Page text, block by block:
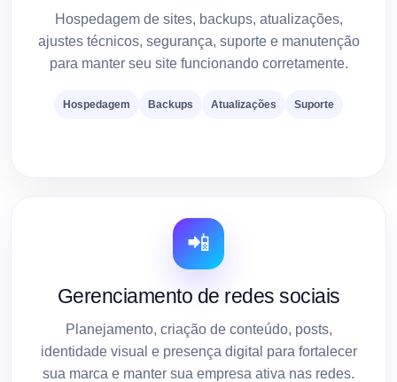
Hospedagem de sites, backups, atualizações,
ajustes técnicos, segurança, suporte e manutenção
para manter seu site funcionando corretamente.
Hospedagem Backups Atualizações Suporte
📲
Gerenciamento de redes sociais
Planejamento, criação de conteúdo, posts,
identidade visual e presença digital para fortalecer
sua marca e manter sua empresa ativa nas redes.